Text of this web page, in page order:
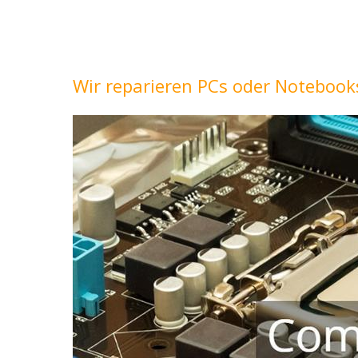
Wir reparieren PCs oder